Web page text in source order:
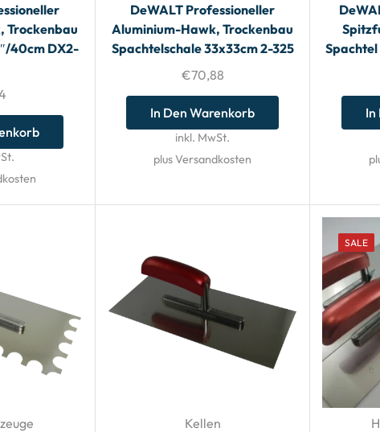
Trockenbau
40cm DX2-
DeWALT Professioneller
Aluminium-Hawk, Trockenbau
Spachtelschale 33x33cm 2-325
€70,88
In Den Warenkorb
inkl. MwSt.
plus Versandkosten
In
Kellen
SALE